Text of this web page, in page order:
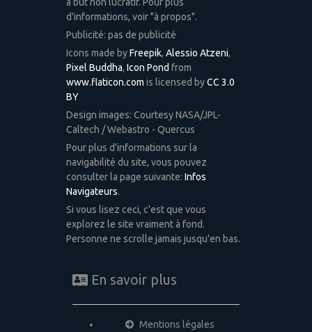
d'informations, voir "à propos".
Publicité: pas de publicité
Icons made byFreepik, Alessio Atzeni,
Pixel Buddha, Icon Pond from
www.flaticon.com is licensed byCC 3.0
BY
Design images: Courtesy NASA/JPL-
Caltech / Webastro - Quercus
Pour plus d'informations sur la
navigabilité du site, vous pouvez
consulter la page suivante: Infos
Navigateurs.
Si vous lisez ceci, c'est que vous
explorez le site vraiment à fond.
Personne ne scrolle jamais jusqu'en bas.
En savoir plus
Mentions légales